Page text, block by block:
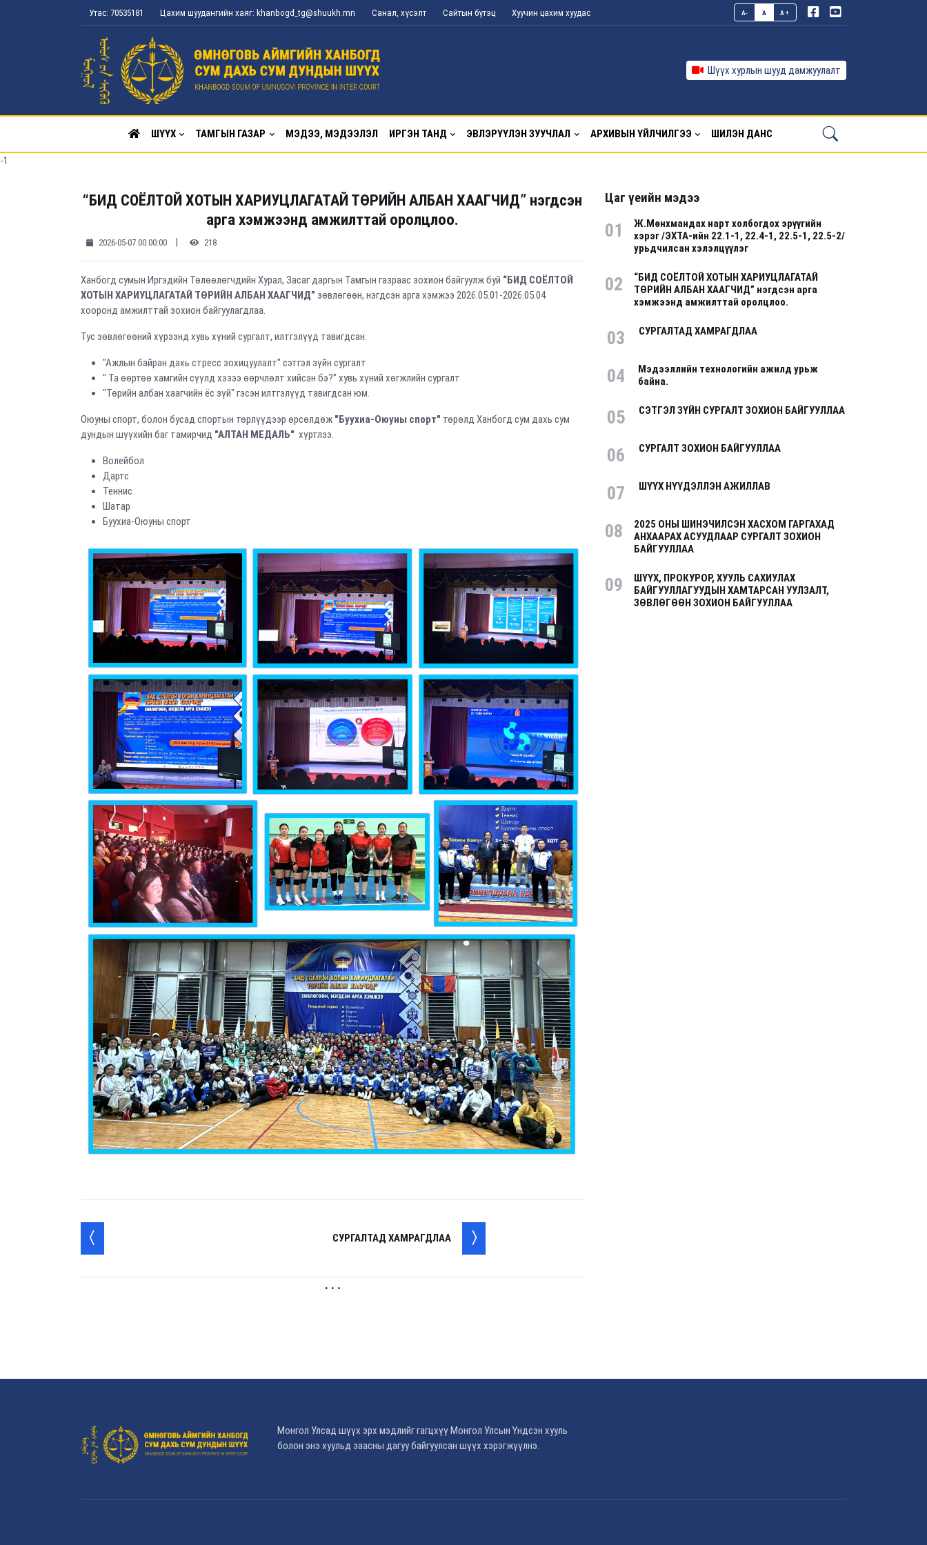
Утас: 70535181 Цахим шуудангийн хаяг: khanbogd_tg@shuukh.mn Санал, хүсэлт Сайтын бүтэц Хуучин цахим хуудас A- A A+
Шүүх хурлын шууд дамжуулалт
ШҮҮХ ТАМГЫН ГАЗАР МЭДЭЭ, МЭДЭЭЛЭЛ ИРГЭН ТАНД ЭВЛЭРҮҮЛЭН ЗУУЧЛАЛ АРХИВЫН ҮЙЛЧИЛГЭЭ ШИЛЭН ДАНС
-1
“БИД СОЁЛТОЙ ХОТЫН ХАРИУЦЛАГАТАЙ ТӨРИЙН АЛБАН ХААГЧИД” нэгдсэн
арга хэмжээнд амжилттай оролцлоо.
2026-05-07 00:00:00 | 218
Ханбогд сумын Иргэдийн Төлөөлөгчдийн Хурал, Засаг даргын Тамгын газраас зохион байгуулж буй “БИД СОЁЛТОЙ
ХОТЫН ХАРИУЦЛАГАТАЙ ТӨРИЙН АЛБАН ХААГЧИД” зөвлөгөөн, нэгдсэн арга хэмжээ 2026.05.01-2026.05.04
хооронд амжилттай зохион байгуулагдлаа.
Тус зөвлөгөөний хүрээнд хувь хүний сургалт, илтгэлүүд тавигдсан.
"Ажлын байран дахь стресс зохицуулалт" сэтгэл зүйн сургалт
" Та өөртөө хамгийн сүүлд хэзээ өөрчлөлт хийсэн бэ?" хувь хүний хөгжлийн сургалт
"Төрийн албан хаагчийн ёс зүй" гэсэн илтгэлүүд тавигдсан юм.
Оюуны спорт, болон бусад спортын төрлүүдээр өрсөлдөж "Буухиа-Оюуны спорт" төрөлд Ханбогд сум дахь сум
дундын шүүхийн баг тамирчид "АЛТАН МЕДАЛЬ" хүртлээ.
Волейбол
Дартс
Теннис
Шатар
Буухиа-Оюуны спорт
СУРГАЛТАД ХАМРАГДЛАА
. . .
Цаг үеийн мэдээ
01
Ж.Мөнхмандах нарт холбогдох эрүүгийн
хэрэг /ЭХТА-ийн 22.1-1, 22.4-1, 22.5-1, 22.5-2/
урьдчилсан хэлэлцүүлэг
02
“БИД СОЁЛТОЙ ХОТЫН ХАРИУЦЛАГАТАЙ
ТӨРИЙН АЛБАН ХААГЧИД” нэгдсэн арга
хэмжээнд амжилттай оролцлоо.
03 СУРГАЛТАД ХАМРАГДЛАА
04
Мэдээллийн технологийн ажилд урьж
байна.
05 СЭТГЭЛ ЗҮЙН СУРГАЛТ ЗОХИОН БАЙГУУЛЛАА
06 СУРГАЛТ ЗОХИОН БАЙГУУЛЛАА
07 ШҮҮХ НҮҮДЭЛЛЭН АЖИЛЛАВ
08
2025 ОНЫ ШИНЭЧИЛСЭН ХАСХОМ ГАРГАХАД
АНХААРАХ АСУУДЛААР СУРГАЛТ ЗОХИОН
БАЙГУУЛЛАА
09
ШҮҮХ, ПРОКУРОР, ХУУЛЬ САХИУЛАХ
БАЙГУУЛЛАГУУДЫН ХАМТАРСАН УУЛЗАЛТ,
ЗӨВЛӨГӨӨН ЗОХИОН БАЙГУУЛЛАА
Монгол Улсад шүүх эрх мэдлийг гагцхүү Монгол Улсын Үндсэн хууль
болон энэ хуульд заасны дагуу байгуулсан шүүх хэрэгжүүлнэ.